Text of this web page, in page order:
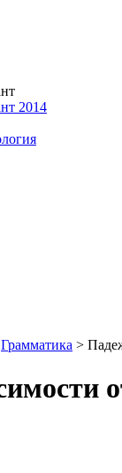
2014
Грамматика >